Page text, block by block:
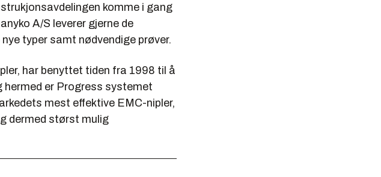
komme i gang
A/S leverer gjerne de
typer samt nødvendige prøver.
har benyttet tiden fra 1998 til å
hermed er Progress systemet
mest effektive EMC-nipler,
dermed størst mulig